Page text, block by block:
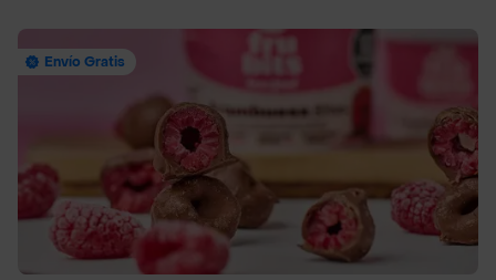
Envío Gratis